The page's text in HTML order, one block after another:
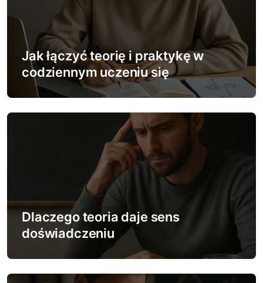
i
Jak łączyć teorię i praktykę w
codziennym uczeniu się
Dlaczego teoria daje sens
doświadczeniu